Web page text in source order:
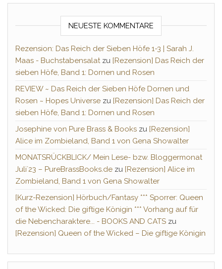
NEUESTE KOMMENTARE
Rezension: Das Reich der Sieben Höfe 1-3 | Sarah J.
Maas - Buchstabensalatzu [Rezension] Das Reich der
sieben Höfe, Band 1: Dornen und Rosen
REVIEW ~ Das Reich der Sieben Höfe Dornen und
Rosen ~ Hopes Universe zu [Rezension] Das Reich der
sieben Höfe, Band 1: Dornen und Rosen
Josephine von Pure Brass & Books zu [Rezension]
Alice im Zombieland, Band 1 von Gena Showalter
MONATSRÜCKBLICK/ Mein Lese- bzw. Bloggermonat
Juli´23 – PureBrassBooks.de zu [Rezension] Alice im
Zombieland, Band 1 von Gena Showalter
[Kurz-Rezension] Hörbuch/Fantasy *** Sporrer: Queen
of the Wicked: Die giftige Königin *** Vorhang auf für
die Nebencharaktere... - BOOKS AND CATS zu
[Rezension] Queen of the Wicked – Die giftige Königin